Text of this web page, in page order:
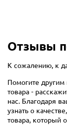
Отзывы
К сожалению, к
Помогите
товара -
нас. Благодаря
узнать о
товара, который